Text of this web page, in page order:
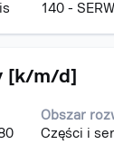
od
do
z
15
Użyj
140 -
[k/m/d]
Obszar
Części i